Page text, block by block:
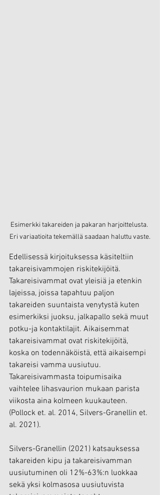
Esimerkki takareiden ja pakaran harjoittelusta.
Eri variaatioita tekemällä saadaan haluttu vaste.
Edellisessä kirjoituksessa käsiteltiin
takareisivammojen riskitekijöitä.
Takareisivammat ovat yleisiä ja etenkin
lajeissa, joissa tapahtuu paljon
takareiden suuntaista venytystä kuten
esimerkiksi juoksu, jalkapallo sekä muut
potku-ja kontaktilajit. Aikaisemmat
takareisivammat ovat riskitekijöitä,
koska on todennäköistä, että aikaisempi
takareisi vamma uusiutuu.
Takareisivammasta toipumisaika
vaihtelee lihasvaurion mukaan parista
viikosta aina kolmeen kuukauteen.
(Pollock et. al. 2014, Silvers-Granellin et.
al. 2021).
Silvers-Granellin (2021) katsauksessa
takareiden kipu ja takareisivamman
uusiutuminen oli 12%-63%:n luokkaa
sekä yksi kolmasosa uusiutuvista